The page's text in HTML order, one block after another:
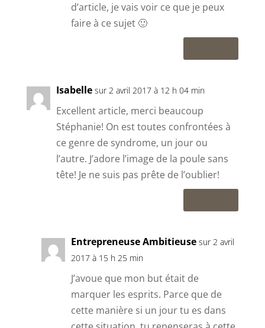
d’article, je vais voir ce que je peux
faire à ce sujet 🙂
Isabelle sur 2 avril 2017 à 12 h 04 min
Excellent article, merci beaucoup
Stéphanie! On est toutes confrontées à
ce genre de syndrome, un jour ou
l’autre. J’adore l’image de la poule sans
tête! Je ne suis pas prête de l’oublier!
Entrepreneuse Ambitieuse sur 2 avril
2017 à 15 h 25 min
J’avoue que mon but était de
marquer les esprits. Parce que de
cette manière si un jour tu es dans